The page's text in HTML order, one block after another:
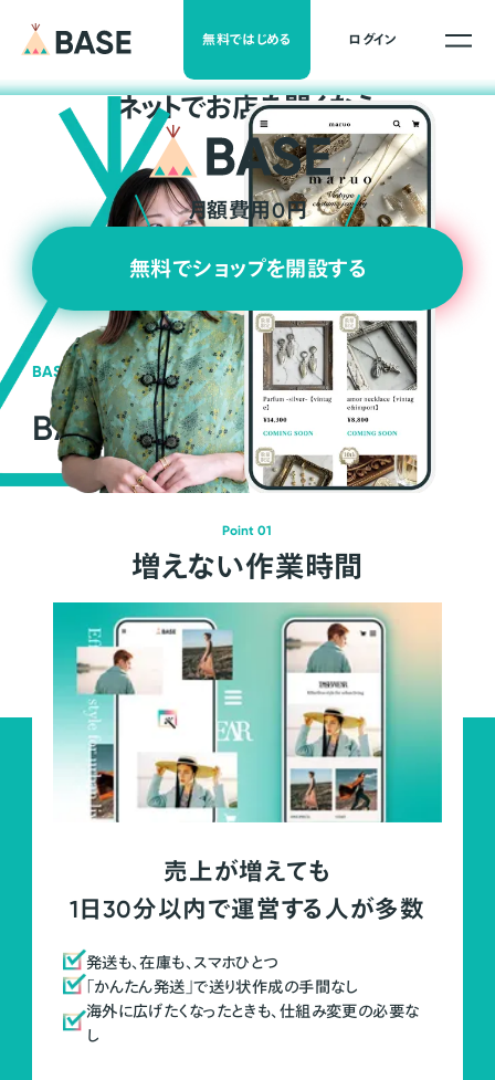
無料ではじめる ログイン
ネットでお店を開くなら
月額費用0円
無料でショップを開設する
BASEの強み
BASEが強い3つの理由
Point 01
増えない作業時間
売上が増えても
1日30分以内で運営する人が多数
発送も、在庫も、スマホひとつ
「かんたん発送」で送り状作成の手間なし
海外に広げたくなったときも、仕組み変更の必要な
し